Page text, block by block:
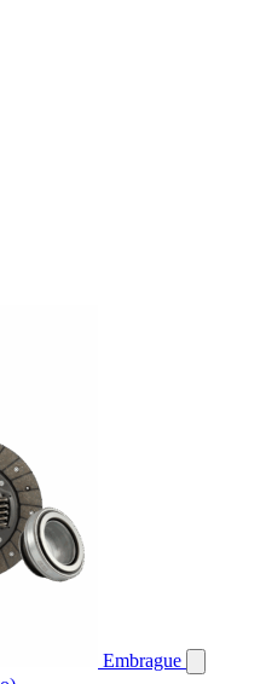
Embrague